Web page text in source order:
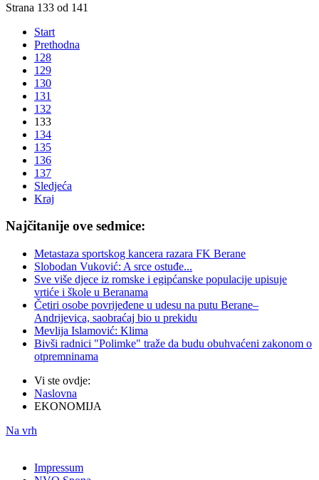
Strana 133 od 141
Start
Prethodna
128
129
130
131
132
133
134
135
136
137
Sledjeća
Kraj
Najčitanije ove sedmice:
Metastaza sportskog kancera razara FK Berane
Slobodan Vuković: A srce ostuđe...
Sve više djece iz romske i egipćanske populacije upisuje
vrtiće i škole u Beranama
Četiri osobe povrijeđene u udesu na putu Berane–
Andrijevica, saobraćaj bio u prekidu
Mevlija Islamović: Klima
Bivši radnici "Polimke" traže da budu obuhvaćeni zakonom o
otpremninama
Vi ste ovdje:
Naslovna
EKONOMIJA
Na vrh
Impressum